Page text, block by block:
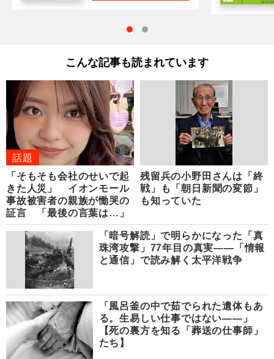
こんな記事も読まれています
話題
「そもそも会社のせいで起
きた人災」 イオンモール
事故被害者の親族が慟哭の
証言 「最後の言葉は…」
残留兵の小野田さんは「終
戦」も「朝日新聞の変節」
も知っていた
「暗号解読」で明らかになった「真
珠湾攻撃」77年目の真実――「情報
と通信」で読み解く太平洋戦争
「風呂釜の中で茹でられた遺体もあ
る。生易しい仕事ではない――」
【死の裏方を知る「葬送の仕事師」
たち】